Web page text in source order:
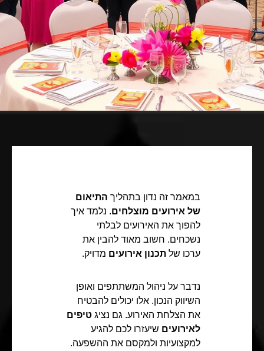
במאמר זה נדון בתהליך התיאום
של אירועים מוצלחים. נלמד איך
להפוך את האירועים לבלתי
נשכחים. חשוב מאוד להבין את
ערכו של תכנון אירועים מדויק.
נדבר על ניהול המשתתפים ואופן
השיווק הנכון. אלו יכולים להבטיח
את הצלחת האירוע. גם נציג טיפים
לאירועים שיעזרו לכם להגיע
למקצועיות ולמקסם את ההשפעה.